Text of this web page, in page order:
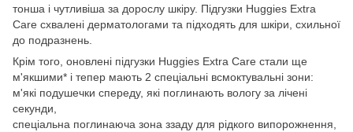
тонша і чутливіша за дорослу шкіру. Підгузки Huggies Extra
Care схвалені дерматологами та підходять для шкіри, схильної
до подразнень.
Крім того, оновлені підгузки Huggies Extra Care стали ще
м'якшими* і тепер мають 2 спеціальні всмоктувальні зони:
м'які подушечки спереду, які поглинають вологу за лічені
секунди,
спеціальна поглинаюча зона ззаду для рідкого випорожнення,